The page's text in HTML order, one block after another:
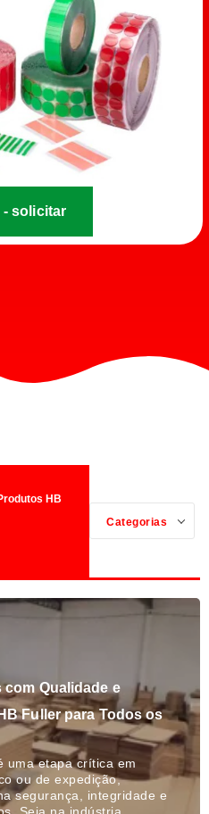
- solicitar
HB
Categorias
com Qualidade e
Fuller para Todos os
uma etapa crítica em
ou de expedição,
segurança, integridade e